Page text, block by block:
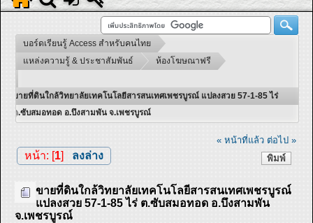
บอร์ดเรียนรู้ Access สำหรับคนไทย
แหล่งความรู้ & ประชาสัมพันธ์
ห้องโฆษณาฟรี
ขายที่ดินใกล้วิทยาลัยเทคโนโลยีสารสนเทศเพชรบูรณ์ แปลงสวย 57-1-85 ไร่
ต.ซับสมอทอด อ.บึงสามพัน จ.เพชรบูรณ์
« หน้าที่แล้ว ต่อไป »
พิมพ์
หน้า: [1] ลงล่าง
ขายที่ดินใกล้วิทยาลัยเทคโนโลยีสารสนเทศเพชรบูรณ์
แปลงสวย 57-1-85 ไร่ ต.ซับสมอทอด อ.บึงสามพัน
จ.เพชรบูรณ์